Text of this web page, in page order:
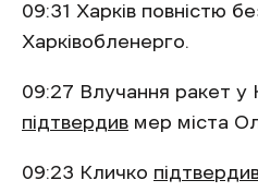
09:31 Харків повністю
Харківобленерго.
09:27 Влучання ракет у
підтвердив мер міста
09:23 Кличко